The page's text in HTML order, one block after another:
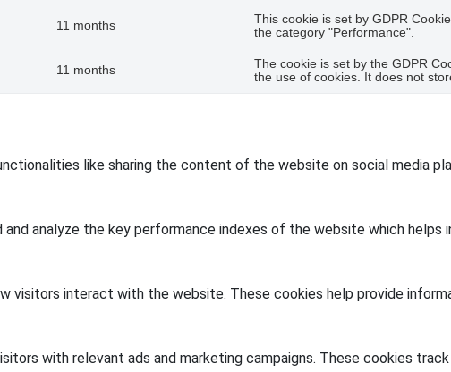
11 months
This cookie is set by GDPR
the category "Performance".
11 months
The cookie is set by the GDPR
the use of cookies. It does not
like sharing the content of the website on social media
analyze the key performance indexes of the website which
visitors interact with the website. These cookies help provide
with relevant ads and marketing campaigns. These cookies